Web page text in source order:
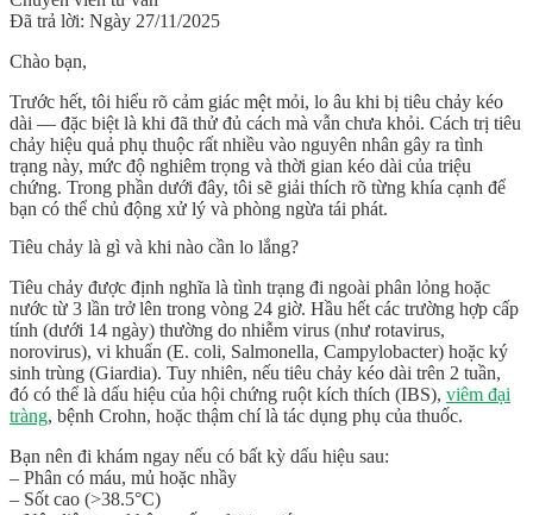
Đã trả lời: Ngày 27/11/2025
Chào bạn,
Trước hết, tôi hiểu rõ cảm giác mệt mỏi, lo âu khi bị tiêu chảy kéo
dài — đặc biệt là khi đã thử đủ cách mà vẫn chưa khỏi. Cách trị tiêu
chảy hiệu quả phụ thuộc rất nhiều vào nguyên nhân gây ra tình
trạng này, mức độ nghiêm trọng và thời gian kéo dài của triệu
chứng. Trong phần dưới đây, tôi sẽ giải thích rõ từng khía cạnh để
bạn có thể chủ động xử lý và phòng ngừa tái phát.
Tiêu chảy là gì và khi nào cần lo lắng?
Tiêu chảy được định nghĩa là tình trạng đi ngoài phân lỏng hoặc
nước từ 3 lần trở lên trong vòng 24 giờ. Hầu hết các trường hợp cấp
tính (dưới 14 ngày) thường do nhiễm virus (như rotavirus,
norovirus), vi khuẩn (E. coli, Salmonella, Campylobacter) hoặc ký
sinh trùng (Giardia). Tuy nhiên, nếu tiêu chảy kéo dài trên 2 tuần,
đó có thể là dấu hiệu của hội chứng ruột kích thích (IBS), viêm đại
tràng, bệnh Crohn, hoặc thậm chí là tác dụng phụ của thuốc.
Bạn nên đi khám ngay nếu có bất kỳ dấu hiệu sau:
– Phân có máu, mủ hoặc nhầy
– Sốt cao (>38.5°C)